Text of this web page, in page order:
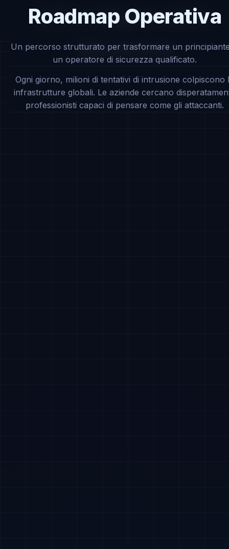
<DiventareHacker />
Il Paradigma della
Sicurezza
Ogni giorno, milioni di tentativi di intrusione colpiscono
infrastrutture globali. Le aziende cercano
professionisti capaci di pensare come gli attaccanti.
Roadmap Operativa
Un percorso strutturato per trasformare un
un operatore di sicurezza qualificato.